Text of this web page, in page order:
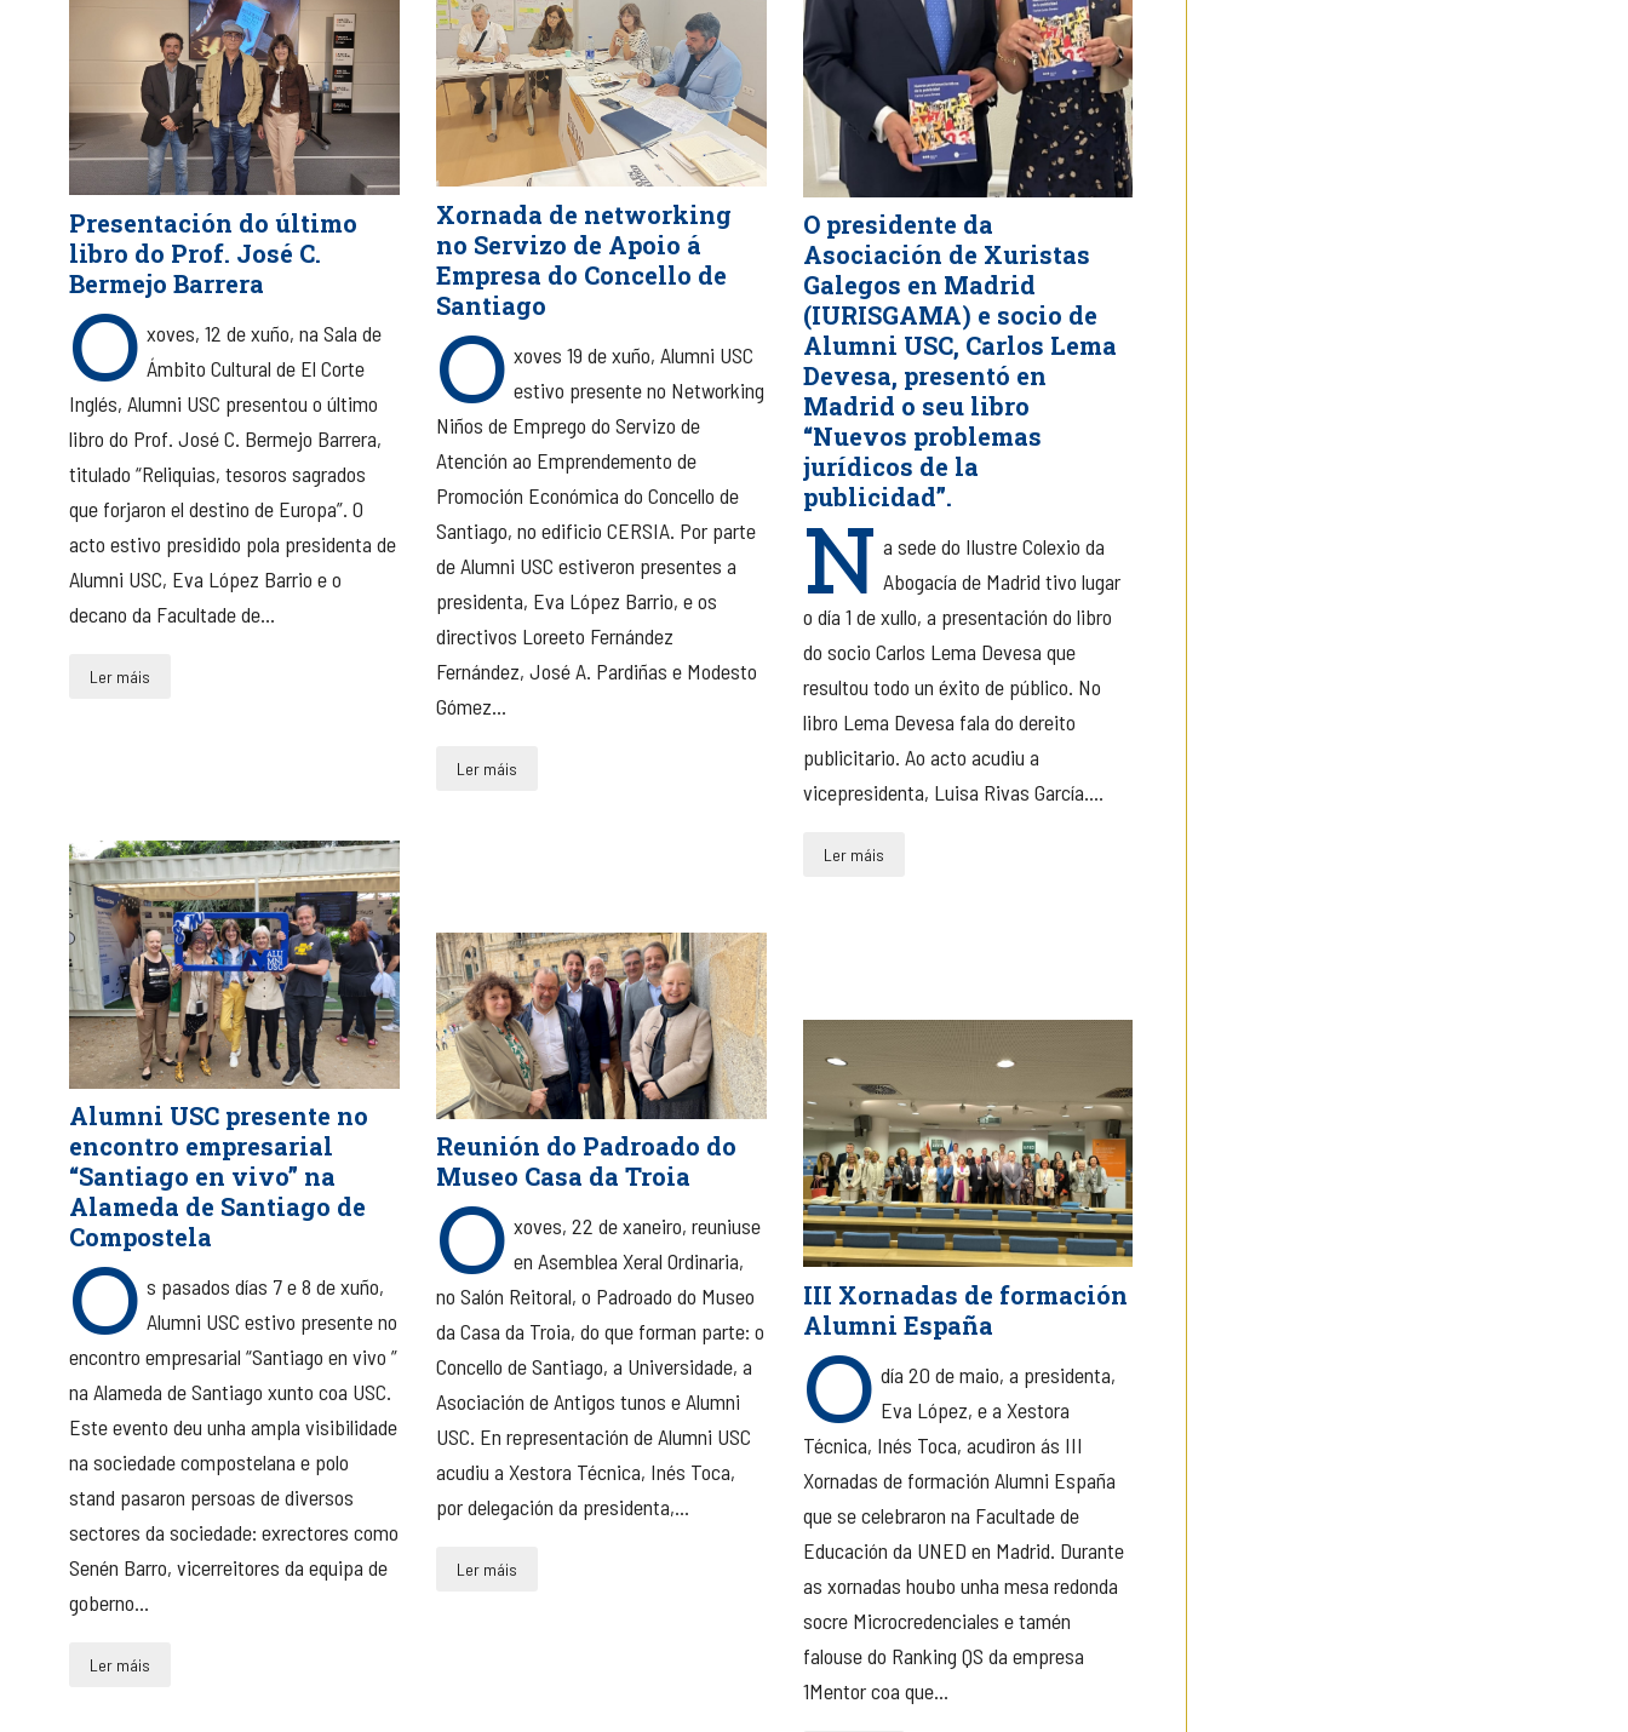
O presidente da
Asociación de Xuristas
Galegos en Madrid
(IURISGAMA) e socio de
Alumni USC, Carlos Lema
Devesa, presentó en
Madrid o seu libro
“Nuevos problemas
jurídicos de la
publicidad”.
N a sede do Ilustre Colexio da
Abogacía de Madrid tivo lugar
o día 1 de xullo, a presentación do libro
do socio Carlos Lema Devesa que
resultou todo un éxito de público. No
libro Lema Devesa fala do dereito
publicitario. Ao acto acudiu a
vicepresidenta, Luisa Rivas García....
Ler máis
Xornada de networking
no Servizo de Apoio á
Empresa do Concello de
Santiago
O xoves 19 de xuño, Alumni USC
estivo presente no Networking
Niños de Emprego do Servizo de
Atención ao Emprendemento de
Promoción Económica do Concello de
Santiago, no edificio CERSIA. Por parte
de Alumni USC estiveron presentes a
presidenta, Eva López Barrio, e os
directivos Loreeto Fernández
Fernández, José A. Pardiñas e Modesto
Gómez...
Ler máis
Presentación do último
libro do Prof. José C.
Bermejo Barrera
O xoves, 12 de xuño, na Sala de
Ámbito Cultural de El Corte
Inglés, Alumni USC presentou o último
libro do Prof. José C. Bermejo Barrera,
titulado “Reliquias, tesoros sagrados
que forjaron el destino de Europa”. O
acto estivo presidido pola presidenta de
Alumni USC, Eva López Barrio e o
decano da Facultade de...
Ler máis
Alumni USC presente no
encontro empresarial
“Santiago en vivo” na
Alameda de Santiago de
Compostela
O s pasados días 7 e 8 de xuño,
Alumni USC estivo presente no
encontro empresarial “Santiago en vivo ”
na Alameda de Santiago xunto coa USC.
Este evento deu unha ampla visibilidade
na sociedade compostelana e polo
stand pasaron persoas de diversos
sectores da sociedade: exrectores como
Senén Barro, vicerreitores da equipa de
goberno...
Ler máis
Reunión do Padroado do
Museo Casa da Troia
O xoves, 22 de xaneiro, reuniuse
en Asemblea Xeral Ordinaria,
no Salón Reitoral, o Padroado do Museo
da Casa da Troia, do que forman parte: o
Concello de Santiago, a Universidade, a
Asociación de Antigos tunos e Alumni
USC. En representación de Alumni USC
acudiu a Xestora Técnica, Inés Toca,
por delegación da presidenta,...
Ler máis
III Xornadas de formación
Alumni España
O día 20 de maio, a presidenta,
Eva López, e a Xestora
Técnica, Inés Toca, acudiron ás III
Xornadas de formación Alumni España
que se celebraron na Facultade de
Educación da UNED en Madrid. Durante
as xornadas houbo unha mesa redonda
socre Microcredenciales e tamén
falouse do Ranking QS da empresa
1Mentor coa que...